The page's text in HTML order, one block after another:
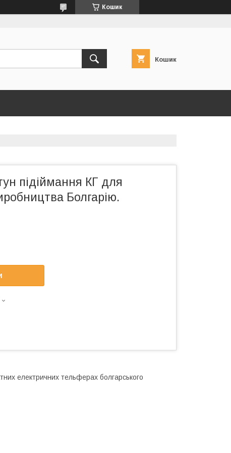
Кошик
Кошик
підіймання КГ для
Болгарію.
електричних тельферах болгарського